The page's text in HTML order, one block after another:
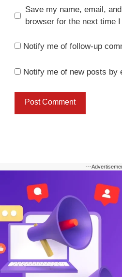
Save my name, email,
browser for the next time
Notify me of follow-up
Notify me of new posts by
---